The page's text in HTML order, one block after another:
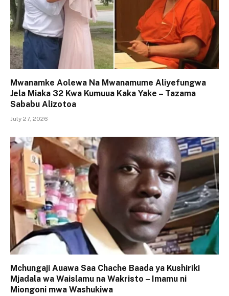
Mwanamke Aolewa Na Mwanamume Aliyefungwa
Jela Miaka 32 Kwa Kumuua Kaka Yake – Tazama
Sababu Alizotoa
July 27, 2026
Mchungaji Auawa Saa Chache Baada ya Kushiriki
Mjadala wa Waislamu na Wakristo – Imamu ni
Miongoni mwa Washukiwa